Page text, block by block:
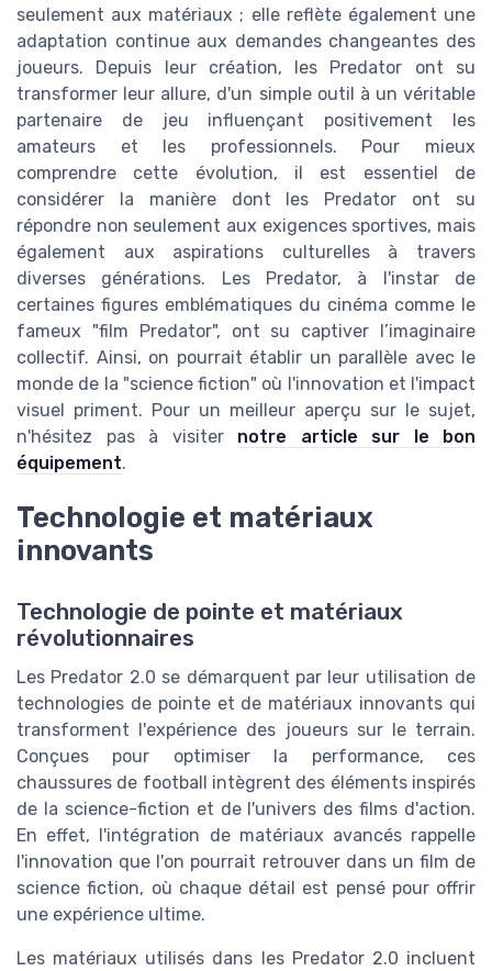
seulement aux matériaux ; elle reflète également une
adaptation continue aux demandes changeantes des
joueurs. Depuis leur création, les Predator ont su
transformer leur allure, d'un simple outil à un véritable
partenaire de jeu influençant positivement les
amateurs et les professionnels. Pour mieux
comprendre cette évolution, il est essentiel de
considérer la manière dont les Predator ont su
répondre non seulement aux exigences sportives, mais
également aux aspirations culturelles à travers
diverses générations. Les Predator, à l'instar de
certaines figures emblématiques du cinéma comme le
fameux "film Predator", ont su captiver l’imaginaire
collectif. Ainsi, on pourrait établir un parallèle avec le
monde de la "science fiction" où l'innovation et l'impact
visuel priment. Pour un meilleur aperçu sur le sujet,
n'hésitez pas à visiter notre article sur le bon
équipement.
Technologie et matériaux
innovants
Technologie de pointe et matériaux
révolutionnaires
Les Predator 2.0 se démarquent par leur utilisation de
technologies de pointe et de matériaux innovants qui
transforment l'expérience des joueurs sur le terrain.
Conçues pour optimiser la performance, ces
chaussures de football intègrent des éléments inspirés
de la science-fiction et de l'univers des films d'action.
En effet, l'intégration de matériaux avancés rappelle
l'innovation que l'on pourrait retrouver dans un film de
science fiction, où chaque détail est pensé pour offrir
une expérience ultime.
Les matériaux utilisés dans les Predator 2.0 incluent